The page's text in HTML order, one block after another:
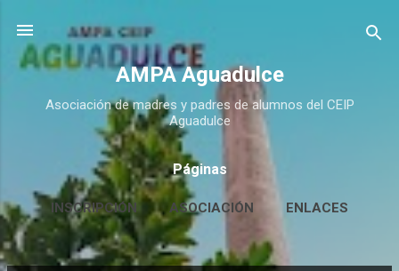
Ir al contenido principal
AMPA Aguadulce
Asociación de madres y padres de alumnos del CEIP
Aguadulce
Páginas
INSCRIPCIÓN ASOCIACIÓN ENLACES
CONTACTO MÁS… HUERTO ESCOLAR